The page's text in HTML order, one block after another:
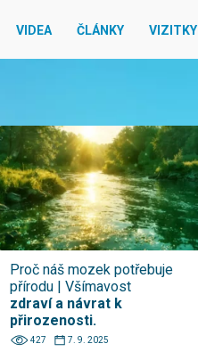
VIDEA ČLÁNKY VIZITKY
Proč náš mozek potřebuje
přírodu | Všímavost
zdraví a návrat k
přirozenosti.
427 7. 9. 2025